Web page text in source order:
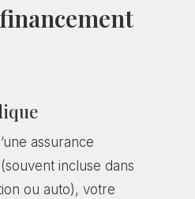
assurance
incluse dans
ou auto), votre